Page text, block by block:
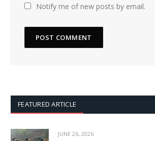
Notify me of new posts by email.
FEATURED ARTICLE
JUNE 26, 2026